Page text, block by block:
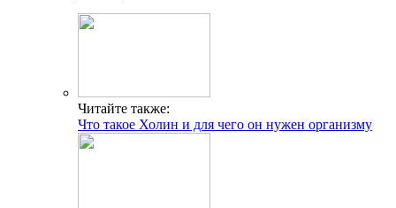
Читайте также:
Что такое Холин и для чего он нужен организму